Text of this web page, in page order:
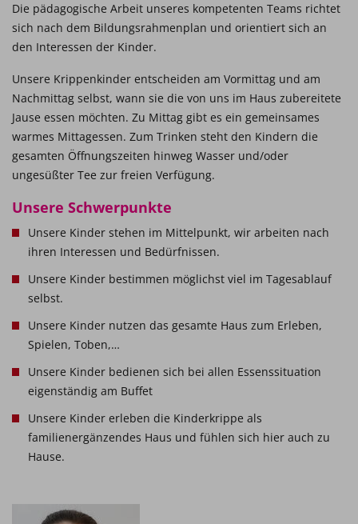
Die pädagogische Arbeit unseres kompetenten Teams richtet
sich nach dem Bildungsrahmenplan und orientiert sich an
den Interessen der Kinder.
Unsere Krippenkinder entscheiden am Vormittag und am
Nachmittag selbst, wann sie die von uns im Haus zubereitete
Jause essen möchten. Zu Mittag gibt es ein gemeinsames
warmes Mittagessen. Zum Trinken steht den Kindern die
gesamten Öffnungszeiten hinweg Wasser und/oder
ungesüßter Tee zur freien Verfügung.
Unsere Schwerpunkte
Unsere Kinder stehen im Mittelpunkt, wir arbeiten nach
ihren Interessen und Bedürfnissen.
Unsere Kinder bestimmen möglichst viel im Tagesablauf
selbst.
Unsere Kinder nutzen das gesamte Haus zum Erleben,
Spielen, Toben,…
Unsere Kinder bedienen sich bei allen Essenssituation
eigenständig am Buffet
Unsere Kinder erleben die Kinderkrippe als
familienergänzendes Haus und fühlen sich hier auch zu
Hause.